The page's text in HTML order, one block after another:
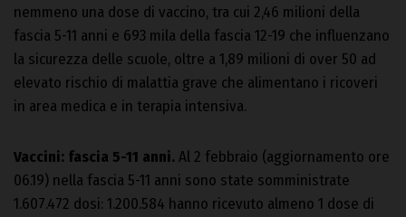
nemmeno una dose di vaccino, tra cui 2,46 milioni della
fascia 5-11 anni e 693 mila della fascia 12-19 che influenzano
la sicurezza delle scuole, oltre a 1,89 milioni di over 50 ad
elevato rischio di malattia grave che alimentano i ricoveri
in area medica e in terapia intensiva.
Vaccini: fascia 5-11 anni.Al 2 febbraio (aggiornamento ore
06.19) nella fascia 5-11 anni sono state somministrate
1.607.472 dosi: 1.200.584 hanno ricevuto almeno 1 dose di